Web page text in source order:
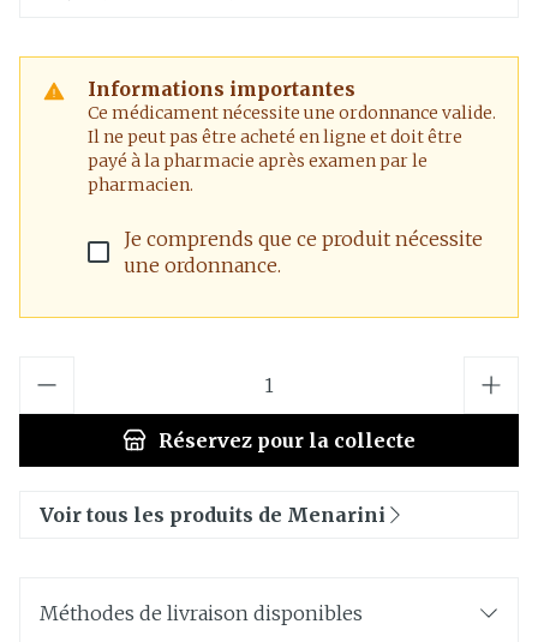
Informations importantes
Ce médicament nécessite une ordonnance valide.
Il ne peut pas être acheté en ligne et doit être
payé à la pharmacie après examen par le
pharmacien.
Je comprends que ce produit nécessite
une ordonnance.
Réservez pour la collecte
Voir tous les produits de Menarini
Méthodes de livraison disponibles